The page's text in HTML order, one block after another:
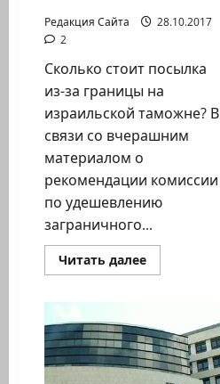
Редакция Сайта
28.10.2017
2
Сколько стоит посылка
из-за границы на
израильской таможне? В
связи со вчерашним
материалом о
рекомендации комиссии
по удешевлению
заграничного...
Читать далееПрочитать
больше
на
покупки
в
Интернете